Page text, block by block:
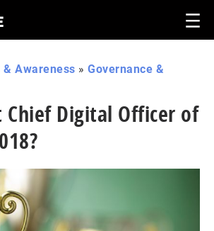
& Awareness » Governance &
Digital Officer of